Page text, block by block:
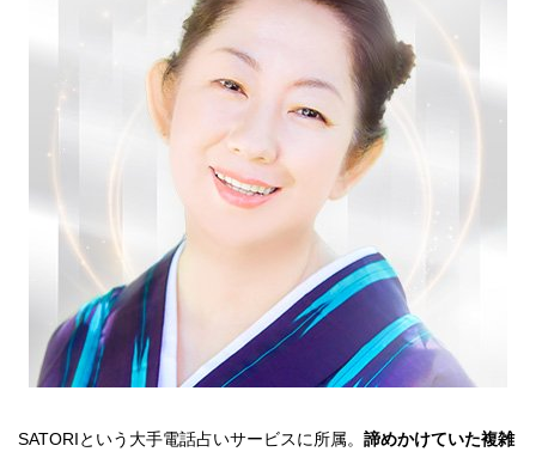
SATORIという大手電話占いサービスに所属。 諦めかけていた複雑